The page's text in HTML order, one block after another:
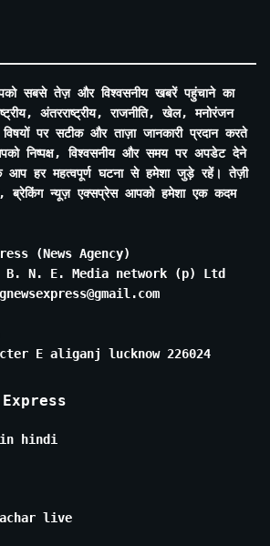
सबसे तेज़ और विश्वसनीय खबरें पहुंचाने का
अंतरराष्ट्रीय, राजनीति, खेल, मनोरंजन
विषयों पर सटीक और ताज़ा जानकारी प्रदान करते
निष्पक्ष, विश्वसनीय और समय पर अपडेट देने
आप हर महत्वपूर्ण घटना से हमेशा जुड़े रहें। तेज़ी
ब्रेकिंग न्यूज़ एक्सप्रेस आपको हमेशा एक कदम
(News Agency)
N. E. Media network (p) Ltd
E aliganj lucknow 226024
in hindi
live